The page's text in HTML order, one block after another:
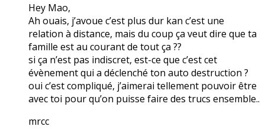
Hey Mao,
Ah ouais, j’avoue c’est plus dur kan c’est une
relation à distance, mais du coup ça veut dire que ta
famille est au courant de tout ça ??
si ça n’est pas indiscret, est-ce que c’est cet
évènement qui a déclenché ton auto destruction ?
oui c’est compliqué, j’aimerai tellement pouvoir être
avec toi pour qu’on puisse faire des trucs ensemble..
mrcc